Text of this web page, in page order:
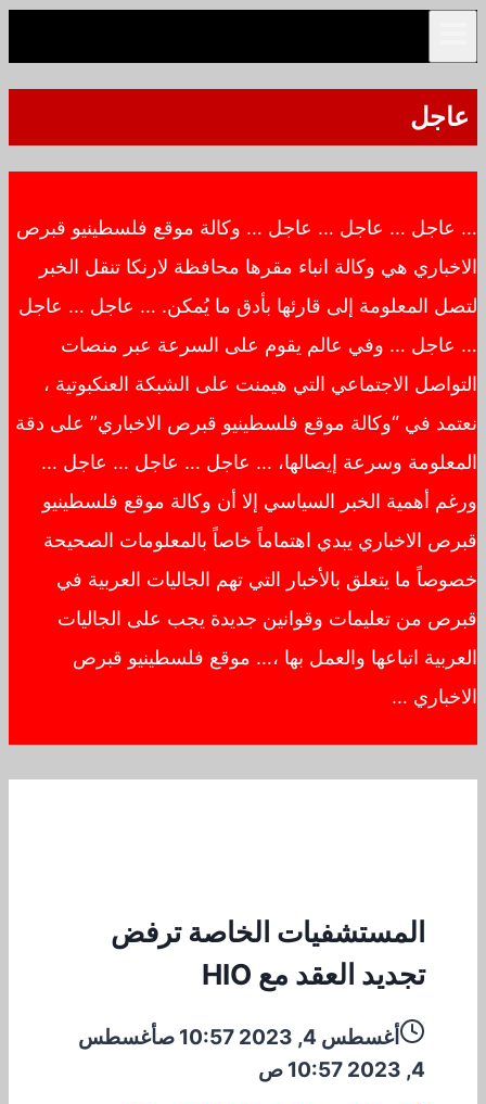
عاجل
… عاجل … عاجل … عاجل … وكالة موقع فلسطينيو قبرص
الاخباري هي وكالة انباء مقرها محافظة لارنكا تنقل الخبر
لتصل المعلومة إلى قارئها بأدق ما يُمكن. … عاجل … عاجل
… عاجل … وفي عالم يقوم على السرعة عبر منصات
التواصل الاجتماعي التي هيمنت على الشبكة العنكبوتية ،
نعتمد في “وكالة موقع فلسطينيو قبرص الاخباري” على دقة
المعلومة وسرعة إيصالها، … عاجل … عاجل … عاجل …
ورغم أهمية الخبر السياسي إلا أن وكالة موقع فلسطينيو
قبرص الاخباري يبدي اهتماماً خاصاً بالمعلومات الصحيحة
خصوصاً ما يتعلق بالأخبار التي تهم الجاليات العربية في
قبرص من تعليمات وقوانين جديدة يجب على الجاليات
العربية اتباعها والعمل بها ،… موقع فلسطينيو قبرص
الاخباري …
المستشفيات الخاصة ترفض
تجديد العقد مع HIO
أغسطس 4, 2023 10:57 ص
أغسطس
4, 2023 10:57 ص